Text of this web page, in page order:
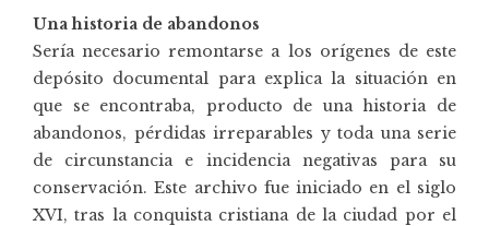
Una historia de abandonos
Sería necesario remontarse a los orígenes de este
depósito documental para explica la situación en
que se encontraba, producto de una historia de
abandonos, pérdidas irreparables y toda una serie
de circunstancia e incidencia negativas para su
conservación. Este archivo fue iniciado en el siglo
XVI, tras la conquista cristiana de la ciudad por el